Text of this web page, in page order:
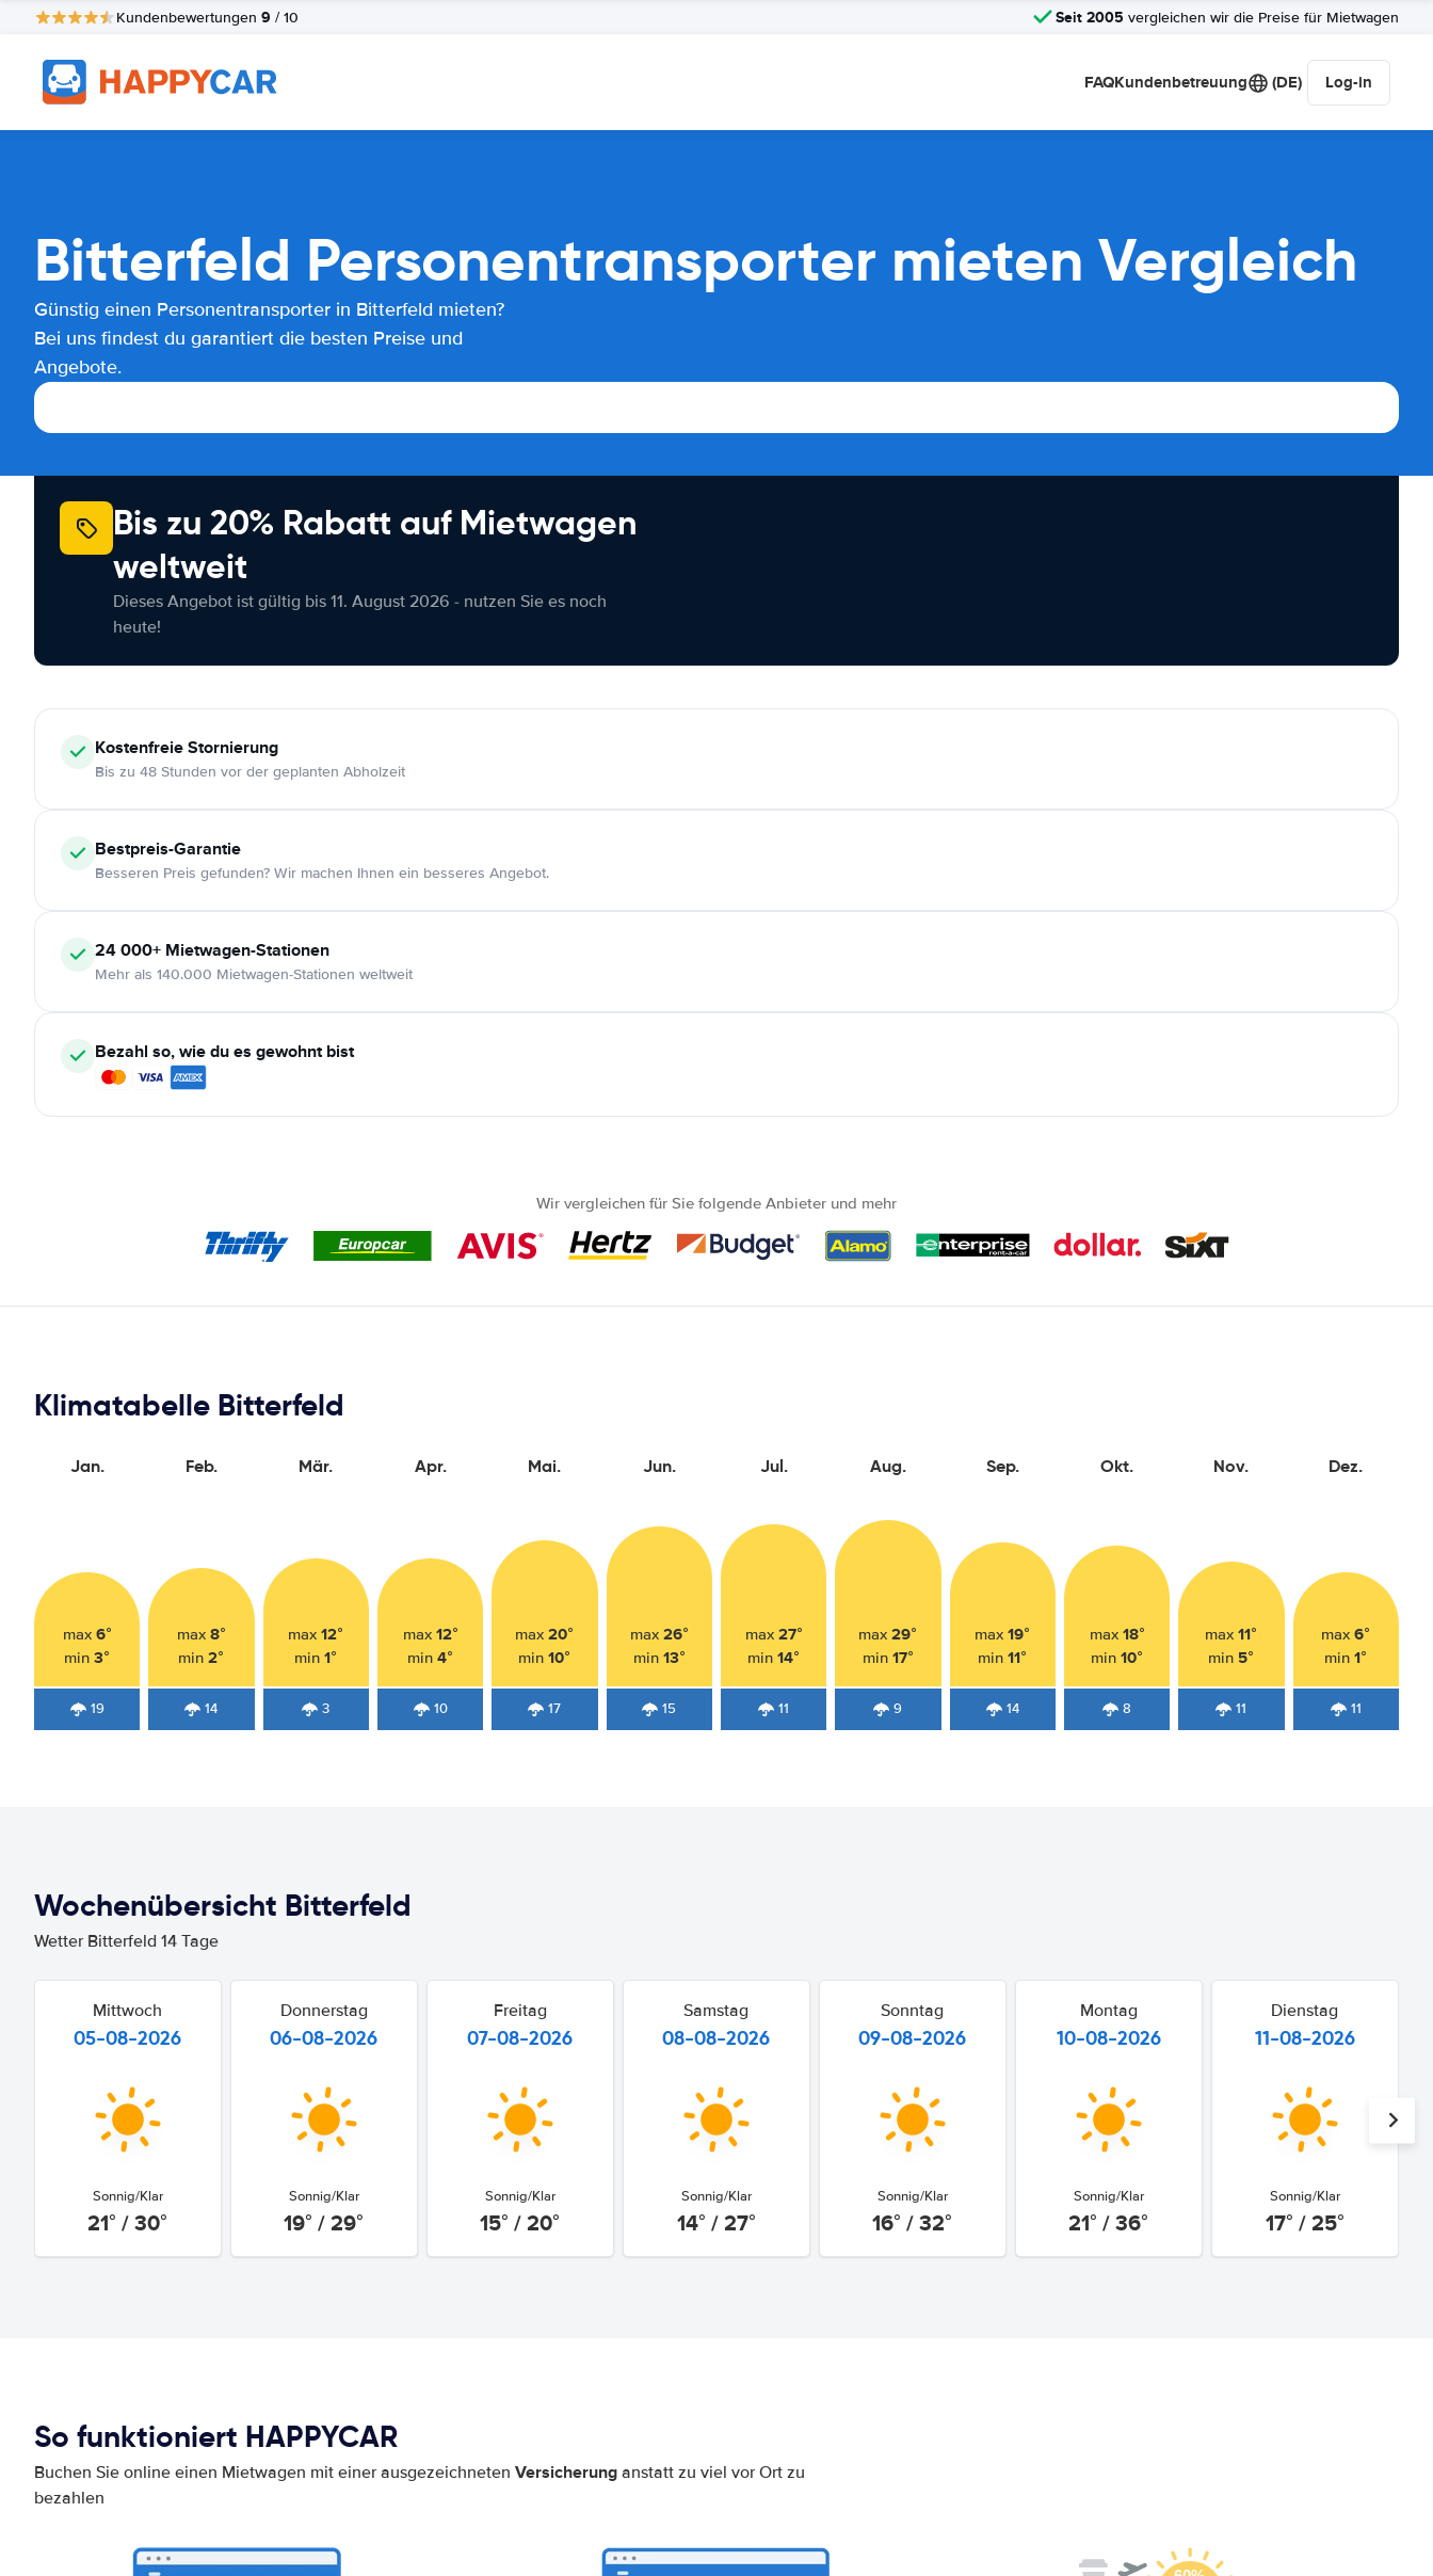
Kundenbewertungen 9 / 10 Seit 2005 vergleichen wir die Preise für Mietwagen
FAQKundenbetreuung (DE) Log-in
Bitterfeld Personentransporter mieten Vergleich
Günstig einen Personentransporter in Bitterfeld mieten?
Bei uns findest du garantiert die besten Preise und
Angebote.
Bis zu 20% Rabatt auf Mietwagen
weltweit
Dieses Angebot ist gültig bis 11. August 2026 - nutzen Sie es noch
heute!
KostenfreieStornierung
Bis zu 48 Stunden vor der geplanten Abholzeit
Bestpreis-Garantie
Besseren Preis gefunden? Wir machen Ihnen ein besseres Angebot.
24 000+ Mietwagen-Stationen
Mehr als 140.000 Mietwagen-Stationen weltweit
Bezahl so, wie du es gewohnt bist
Wir vergleichen für Sie folgende Anbieter und mehr
Klimatabelle Bitterfeld
Jan.
max 6°
min3°
19
Feb.
max 8°
min2°
14
Mär.
max12°
min1°
3
Apr.
max 12°
min4°
10
Mai.
max20°
min10°
17
Jun.
max 26°
min 13°
15
Jul.
max 27°
min14°
11
Aug.
max29°
min 17°
9
Sep.
max19°
min11°
14
Okt.
max 18°
min10°
8
Nov.
max11°
min 5°
11
Dez.
max6°
min1°
11
Wochenübersicht Bitterfeld
Wetter Bitterfeld 14 Tage
Mittwoch
05-08-2026
Sonnig/Klar
21° / 30°
Donnerstag
06-08-2026
Sonnig/Klar
19° / 29°
Freitag
07-08-2026
Sonnig/Klar
15° / 20°
Samstag
08-08-2026
Sonnig/Klar
14° / 27°
Sonntag
09-08-2026
Sonnig/Klar
16° / 32°
Montag
10-08-2026
Sonnig/Klar
21° / 36°
Dienstag
11-08-2026
Sonnig/Klar
17° / 25°
So funktioniert HAPPYCAR
Buchen Sie online einen Mietwagen mit einer ausgezeichneten Versicherung anstatt zu viel vor Ort zu
bezahlen